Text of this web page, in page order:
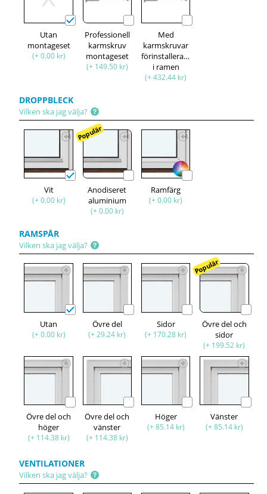
Utan
montageset
(+ 0.00 kr)
Professionell
karmskruv
montageset
(+ 149.50 kr)
Med
karmskruvar
förinstallerade
i ramen
(+ 432.44 kr)
DROPPBLECK
Vilken ska jag välja?
Vit
(+ 0.00 kr)
Populär
Anodiseret
aluminium
(+ 0.00 kr)
Ramfärg
(+ 0.00 kr)
RAMSPÅR
Vilken ska jag välja?
Utan
(+ 0.00 kr)
Övre del
(+ 29.24 kr)
Sidor
(+ 170.28 kr)
Populär
Övre del och
sidor
(+ 199.52 kr)
Övre del och
höger
(+ 114.38 kr)
Övre del och
vänster
(+ 114.38 kr)
Höger
(+ 85.14 kr)
Vänster
(+ 85.14 kr)
VENTILATIONER
Vilken ska jag välja?